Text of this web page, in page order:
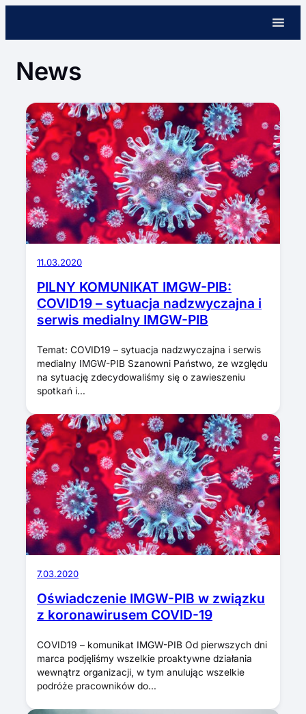
content
News
11.03.2020
PILNY KOMUNIKAT IMGW-PIB:
COVID19 – sytuacja nadzwyczajna i
serwis medialny IMGW-PIB
Temat: COVID19 – sytuacja nadzwyczajna i serwis
medialny IMGW-PIB Szanowni Państwo, ze względu
na sytuację zdecydowaliśmy się o zawieszeniu
spotkań i…
7.03.2020
Oświadczenie IMGW-PIB w związku
z koronawirusem COVID-19
COVID19 – komunikat IMGW-PIB Od pierwszych dni
marca podjęliśmy wszelkie proaktywne działania
wewnątrz organizacji, w tym anulując wszelkie
podróże pracowników do…